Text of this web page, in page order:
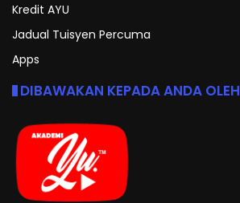
Kredit AYU
Jadual Tuisyen Percuma
Apps
DIBAWAKAN KEPADA ANDA OLEH